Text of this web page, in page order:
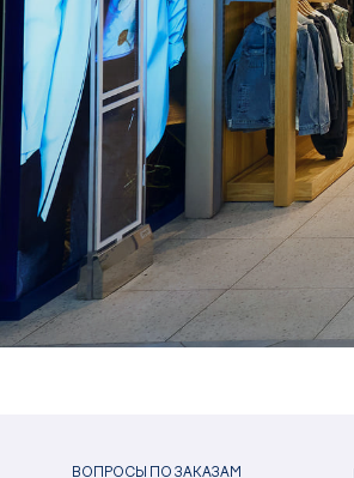
ВОПРОСЫ ПО ЗАКАЗАМ